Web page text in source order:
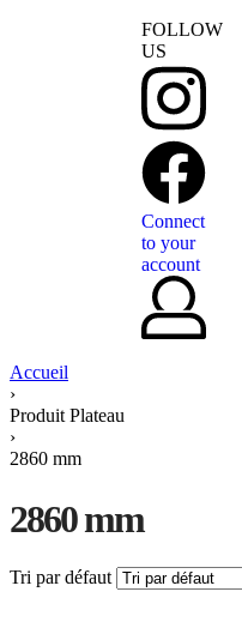
FOLLOW
US
Connect
to your
account
Accueil
›
Produit Plateau
›
2860 mm
2860 mm
Tri par défaut